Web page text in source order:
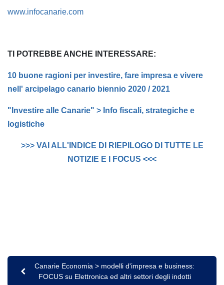
www.infocanarie.com
TI POTREBBE ANCHE INTERESSARE:
10 buone ragioni per investire, fare impresa e vivere
nell' arcipelago canario biennio 2020 / 2021
"Investire alle Canarie" > Info fiscali, strategiche e
logistiche
>>> VAI ALL'INDICE DI RIEPILOGO DI TUTTE LE
NOTIZIE E I FOCUS <<<
Canarie Economia > modelli d'impresa e business:
FOCUS su Elettronica ed altri settori degli indotti